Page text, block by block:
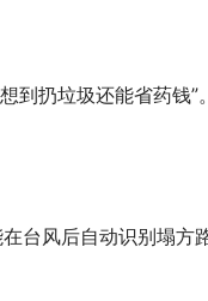
扔垃圾还能省药钱”。
台风后自动识别塌方